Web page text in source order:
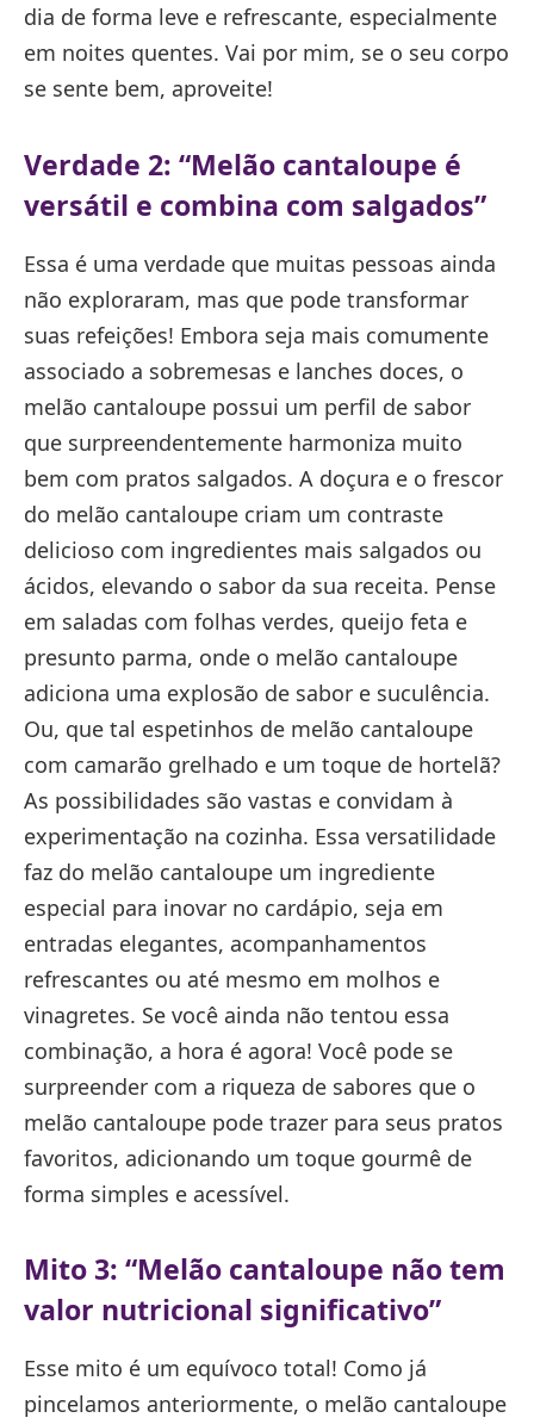
dia de forma leve e refrescante, especialmente
em noites quentes. Vai por mim, se o seu corpo
se sente bem, aproveite!
Verdade 2: “Melão cantaloupe é
versátil e combina com salgados”
Essa é uma verdade que muitas pessoas ainda
não exploraram, mas que pode transformar
suas refeições! Embora seja mais comumente
associado a sobremesas e lanches doces, o
melão cantaloupe possui um perfil de sabor
que surpreendentemente harmoniza muito
bem com pratos salgados. A doçura e o frescor
do melão cantaloupe criam um contraste
delicioso com ingredientes mais salgados ou
ácidos, elevando o sabor da sua receita. Pense
em saladas com folhas verdes, queijo feta e
presunto parma, onde o melão cantaloupe
adiciona uma explosão de sabor e suculência.
Ou, que tal espetinhos de melão cantaloupe
com camarão grelhado e um toque de hortelã?
As possibilidades são vastas e convidam à
experimentação na cozinha. Essa versatilidade
faz do melão cantaloupe um ingrediente
especial para inovar no cardápio, seja em
entradas elegantes, acompanhamentos
refrescantes ou até mesmo em molhos e
vinagretes. Se você ainda não tentou essa
combinação, a hora é agora! Você pode se
surpreender com a riqueza de sabores que o
melão cantaloupe pode trazer para seus pratos
favoritos, adicionando um toque gourmê de
forma simples e acessível.
Mito 3: “Melão cantaloupe não tem
valor nutricional significativo”
Esse mito é um equívoco total! Como já
pincelamos anteriormente, o melão cantaloupe